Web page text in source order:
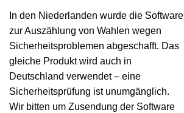
In den Niederlanden wurde die Software
zur Auszählung von Wahlen wegen
Sicherheitsproblemen abgeschafft. Das
gleiche Produkt wird auch in
Deutschland verwendet – eine
Sicherheitsprüfung ist unumgänglich.
Wir bitten um Zusendung der Software